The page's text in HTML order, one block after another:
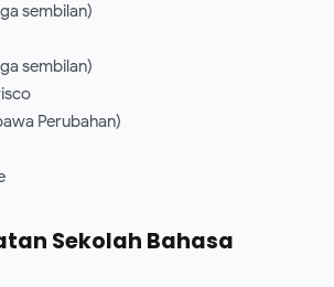
sembilan)
sembilan)
Perubahan)
Sekolah Bahasa